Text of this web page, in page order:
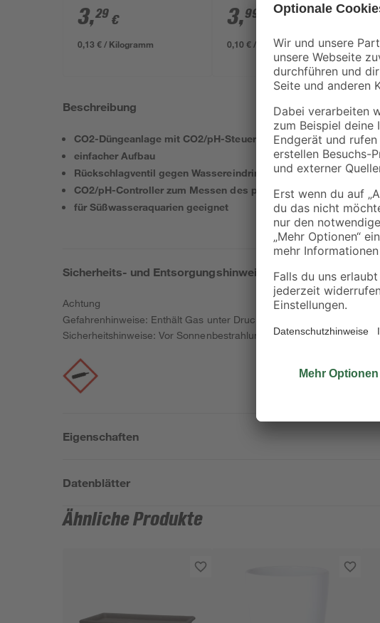
3,29 €
0,13 € / Kilogramm
3,99
0,10 € / Liter
Beschreibung
CO2-Düngeanlage mit CO2/pH-Steuerung für
einfacher Aufbau
Rückschlagventil gegen Wassereindringen in Flasche
CO2/pH-Controller zum Messen des pH-Werts und Regelung
für Süßwasseraquarien geeignet
Sicherheits- und Entsorgungshinweise
Achtung
Gefahrenhinweise: Enthält Gas unter Druck; kann bei Erwärmung
Sicherheitshinweise: Vor Sonnenbestrahlung schützen. An einem gut
Eigenschaften
Datenblätter
Ähnliche Produkte